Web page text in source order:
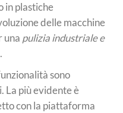
in plastiche
delle macchine
una pulizia industriale e
sono
La più evidente è
con la piattaforma